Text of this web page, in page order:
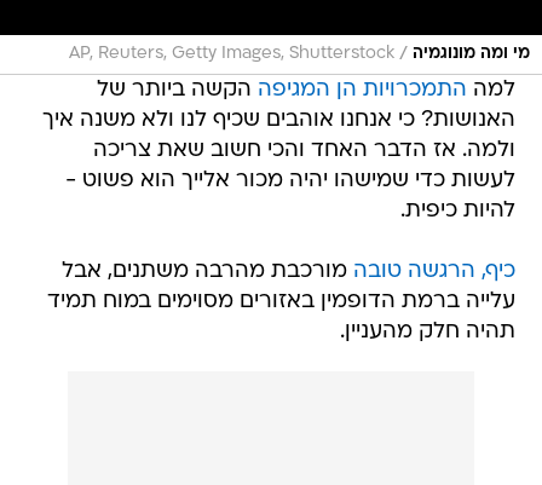
מי ומה מונוגמיה /
AP, Reuters, Getty Images, Shutterstock
למה התמכרויות הן המגיפה הקשה ביותר של
האנושות? כי אנחנו אוהבים שכיף לנו ולא משנה איך
ולמה. אז הדבר האחד והכי חשוב שאת צריכה
לעשות כדי שמישהו יהיה מכור אלייך הוא פשוט -
להיות כיפית.
כיף, הרגשה טובה מורכבת מהרבה משתנים, אבל
עלייה ברמת הדופמין באזורים מסוימים במוח תמיד
תהיה חלק מהעניין.